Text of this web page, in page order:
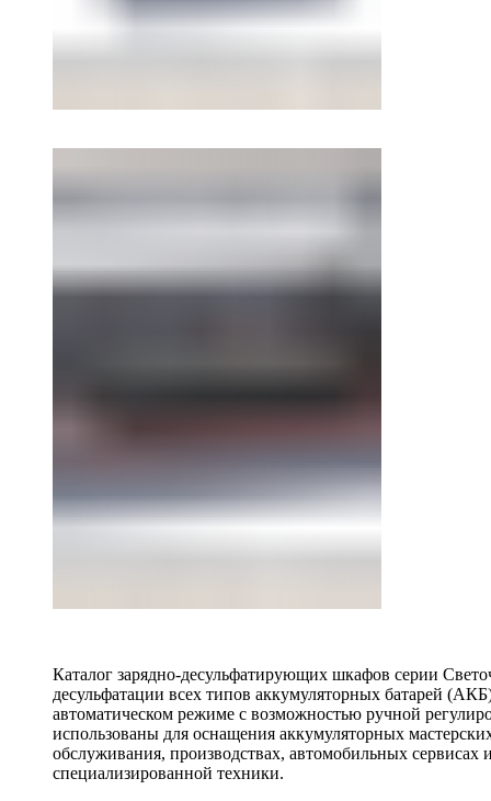
Каталог зарядно-десульфатирующих шкафов серии
десульфатации всех типов аккумуляторных батарей
автоматическом режиме с возможностью ручной
использованы для оснащения аккумуляторных
обслуживания, производствах, автомобильных
специализированной техники.